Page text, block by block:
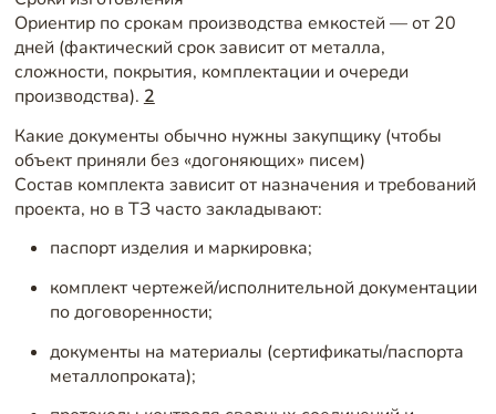
Ориентир по срокам производства емкостей — от 20
дней (фактический срок зависит от металла,
сложности, покрытия, комплектации и очереди
производства). 2
Какие документы обычно нужны закупщику (чтобы
объект приняли без «догоняющих» писем)
Состав комплекта зависит от назначения и требований
проекта, но в ТЗ часто закладывают:
паспорт изделия и маркировка;
комплект чертежей/исполнительной документации
по договоренности;
документы на материалы (сертификаты/паспорта
металлопроката);